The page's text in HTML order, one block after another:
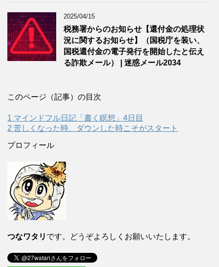
2025/04/15
税務署からのお知らせ【還付金の処理状
況に関するお知らせ】（国税庁を装い、
国税還付金の電子発行を開始したと伝え
る詐欺メール） | 迷惑メール2034
このページ（記事）の目次
1 マインドフル日記「書く瞑想」4日目
2 苦しくなった時、ダウンした時こそがスタート
プロフィール
つなワタリ です。どうぞよろしくお願いいたします。